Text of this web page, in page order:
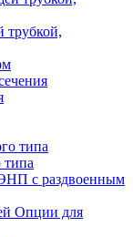
трубкой,
типа
с раздвоенным
Опции для